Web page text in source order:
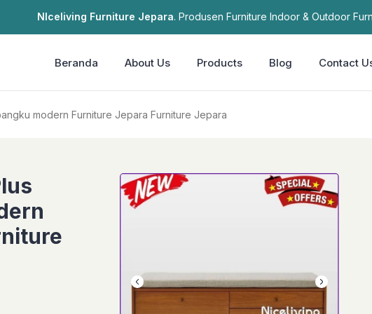
NIceliving Furniture Jepara. Produsen Furniture Indoor & Outdoor
Beranda About Us Products Blog Contact
kayu jati bangku modern Furniture Jepara Furniture Jepara